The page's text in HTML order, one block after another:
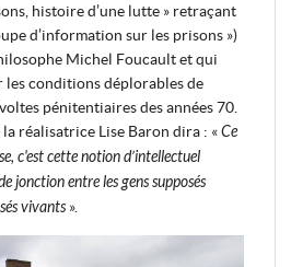
histoire d’une lutte » retraçant
d’information sur les prisons »)
Michel Foucault et qui
les conditions déplorables de
pénitentiaires des années 70.
réalisatrice Lise Baron dira : «Ce
c'est cette notion d’intellectuel
jonction entre les gens supposés
vivants ».